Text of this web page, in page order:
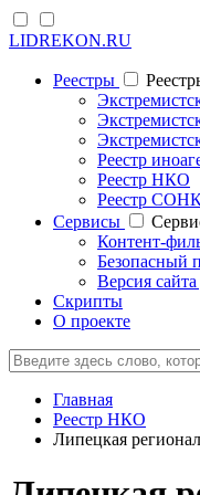
LIDREKON.RU
Реестры
Реестр
Реестр НКО
Реестр
Cервисы
Контент-
Безопасный
Версия
Скрипты
О проекте
Главная
Реестр НКО
Липецкая